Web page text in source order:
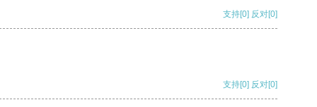
支持[0] 反对[0]
支持[0] 反对[0]